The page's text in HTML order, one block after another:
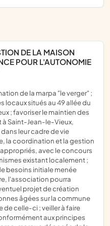
POUR L'AUTONOMIE
locaux situés au 49 allée du
; favoriser le maintien des
à Saint-Jean-le-Vieux,
leur cadre de vie
la coordination et la gestion
avec le concours
existant localement ;
besoins initiale menée
l'association pourra
projet de création
âgées sur la commune
de celle-ci ; veiller à faire
aux principes